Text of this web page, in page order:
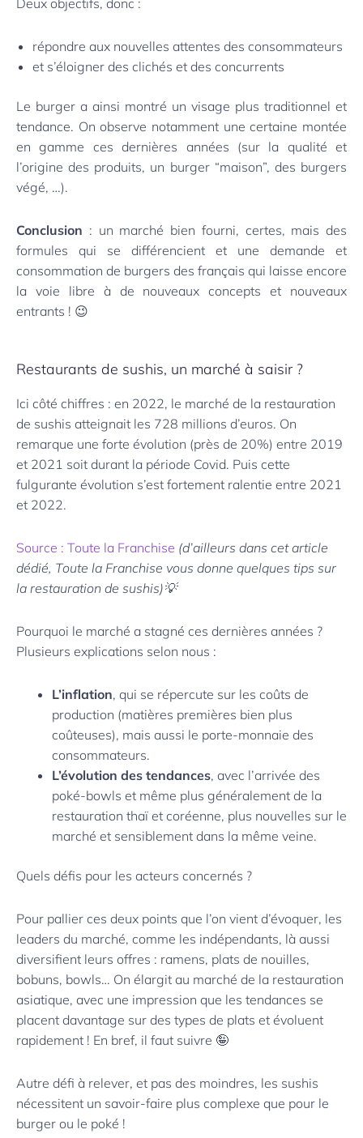
répondre aux nouvelles attentes des consommateurs
et s’éloigner des clichés et des concurrents
Le burger a ainsi montré un visage plus traditionnel et
tendance. On observe notamment une certaine montée
en gamme ces dernières années (sur la qualité et
l’origine des produits, un burger “maison”, des burgers
végé, …).
Conclusion : un marché bien fourni, certes, mais des
formules qui se différencient et une demande et
consommation de burgers des français qui laisse encore
la voie libre à de nouveaux concepts et nouveaux
entrants ! 😉
Restaurants de sushis, un marché à saisir ?
Ici côté chiffres : en 2022, le marché de la restauration
de sushis atteignait les 728 millions d’euros. On
remarque une forte évolution (près de 20%) entre 2019
et 2021 soit durant la période Covid. Puis cette
fulgurante évolution s’est fortement ralentie entre 2021
et 2022.
Source : Toute la Franchise (d’ailleurs dans cet article
dédié, Toute la Franchise vous donne quelques tips sur
la restauration de sushis)💡
Pourquoi le marché a stagné ces dernières années ?
Plusieurs explications selon nous :
L’inflation, qui se répercute sur les coûts de
production (matières premières bien plus
coûteuses), mais aussi le porte-monnaie des
consommateurs.
L’évolution des tendances, avec l’arrivée des
poké-bowls et même plus généralement de la
restauration thaï et coréenne, plus nouvelles sur le
marché et sensiblement dans la même veine.
Quels défis pour les acteurs concernés ?
Pour pallier ces deux points que l’on vient d’évoquer, les
leaders du marché, comme les indépendants, là aussi
diversifient leurs offres : ramens, plats de nouilles,
bobuns, bowls… On élargit au marché de la restauration
asiatique, avec une impression que les tendances se
placent davantage sur des types de plats et évoluent
rapidement ! En bref, il faut suivre 🤪
Autre défi à relever, et pas des moindres, les sushis
nécessitent un savoir-faire plus complexe que pour le
burger ou le poké !